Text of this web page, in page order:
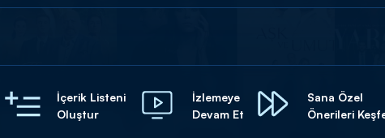
İçerik Listeni
Oluştur
İzlemeye
Devam Et
Sana Özel
Önerileri